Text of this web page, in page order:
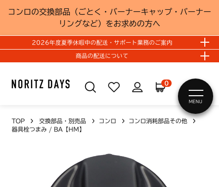
コンロの交換部品（ごとく・バーナーキャップ・バーナー
リングなど）をお求めの方へ
2026年度夏季休暇中の配送・サポート業務のご案内
商品の配送について
0
MENU
TOP 交換部品・別売品 コンロ
コンロ消耗部品その他
器具栓つまみ / BA【HM】